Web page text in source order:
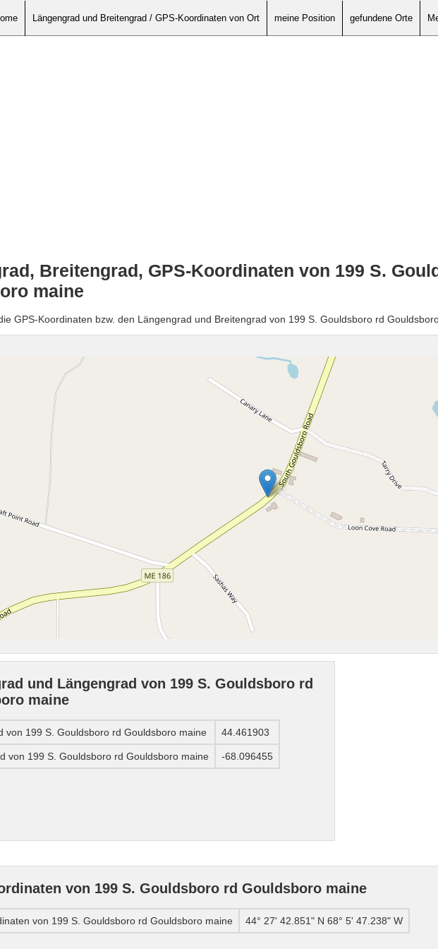
Längengrad und Breitengrad / GPS-Koordinaten von Ort meine Position gefundene Orte
Breitengrad, GPS-Koordinaten von 199 S.
maine
GPS-Koordinaten bzw. den Längengrad und Breitengrad von 199 S. Gouldsboro rd
und Längengrad von 199 S. Gouldsboro rd
maine
von 199 S. Gouldsboro rd Gouldsboro maine 44.461903
von 199 S. Gouldsboro rd Gouldsboro maine -68.096455
von 199 S. Gouldsboro rd Gouldsboro maine
von 199 S. Gouldsboro rd Gouldsboro maine 44° 27' 42.851" N 68° 5' 47.238" W